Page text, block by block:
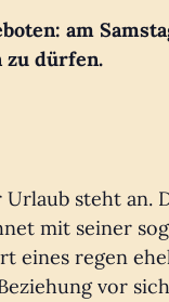
am
zu dürfen.
steht an.
mit seiner
eines regen
vor